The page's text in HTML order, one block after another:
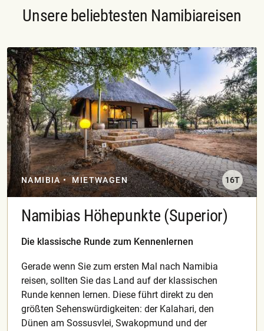
Unsere beliebtesten Namibiareisen
NAMIBIA MIETWAGEN 16T
Namibias Höhepunkte (Superior)
Die klassische Runde zum Kennenlernen
Gerade wenn Sie zum ersten Mal nach Namibia
reisen, sollten Sie das Land auf der klassischen
Runde kennen lernen. Diese führt direkt zu den
größten Sehenswürdigkeiten: der Kalahari, den
Dünen am Sossusvlei, Swakopmund und der